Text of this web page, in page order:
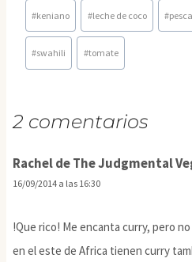
la
entrada:
#keniano #leche de coco #
#swahili #tomate
2 comentarios
Rachel de The Judgmental
16/09/2014 a las 16:30
!Que rico! Me encanta curry, pero
en el este de Africa tienen curry